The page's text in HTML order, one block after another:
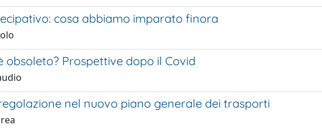
cosa abbiamo imparato finora
obsoleto? Prospettive dopo il Covid
nel nuovo piano generale dei trasporti